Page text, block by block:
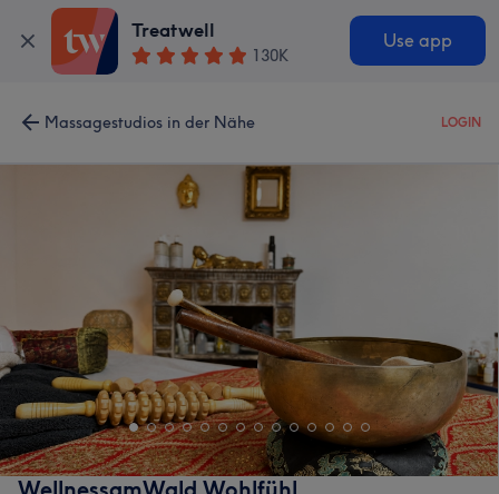
Treatwell
130K
Use app
Massagestudios in der Nähe LOGIN